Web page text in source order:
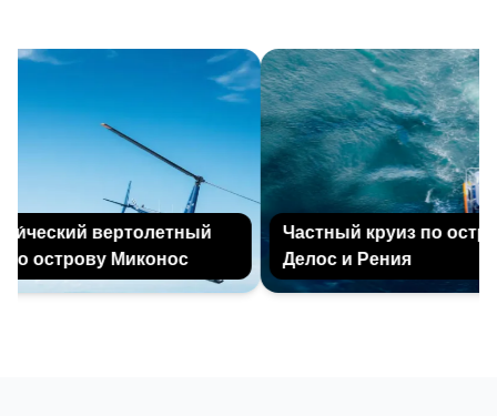
вертолетный
острову Миконос
Частный круиз по
Делос и Рения